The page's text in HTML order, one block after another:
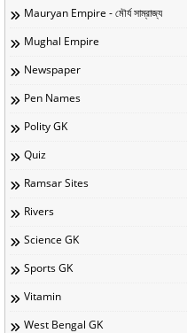
Mauryan Empire - মৌর্য সাম্রাজ্য
Mughal Empire
Newspaper
Pen Names
Polity GK
Quiz
Ramsar Sites
Rivers
Science GK
Sports GK
Vitamin
West Bengal GK